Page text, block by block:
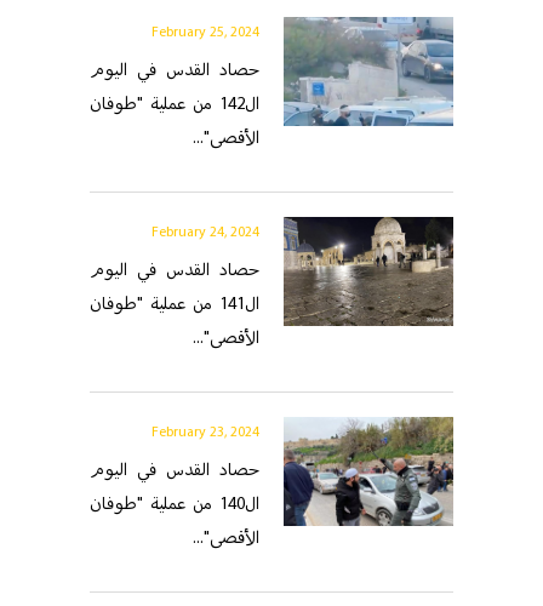
February 25, 2024
حصاد القدس في اليوم
ال142 من عملية "طوفان
الأقصى"...
February 24, 2024
حصاد القدس في اليوم
ال141 من عملية "طوفان
الأقصى"...
February 23, 2024
حصاد القدس في اليوم
ال140 من عملية "طوفان
الأقصى"...